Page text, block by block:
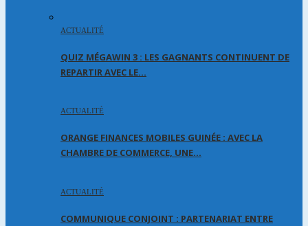
ACTUALITÉ
QUIZ MÉGAWIN 3 : LES GAGNANTS CONTINUENT DE
REPARTIR AVEC LE…
ACTUALITÉ
ORANGE FINANCES MOBILES GUINÉE : AVEC LA
CHAMBRE DE COMMERCE, UNE…
ACTUALITÉ
COMMUNIQUE CONJOINT : PARTENARIAT ENTRE